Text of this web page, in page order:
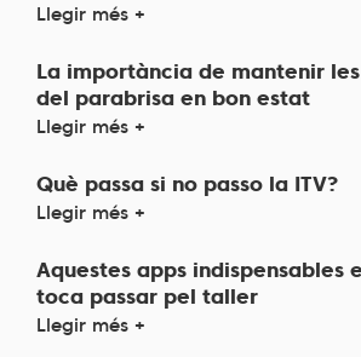
Llegir més +
La importància de mantenir
del parabrisa en bon estat
Llegir més +
Què passa si no passo la ITV?
Llegir més +
Aquestes apps indispensables
toca passar pel taller
Llegir més +